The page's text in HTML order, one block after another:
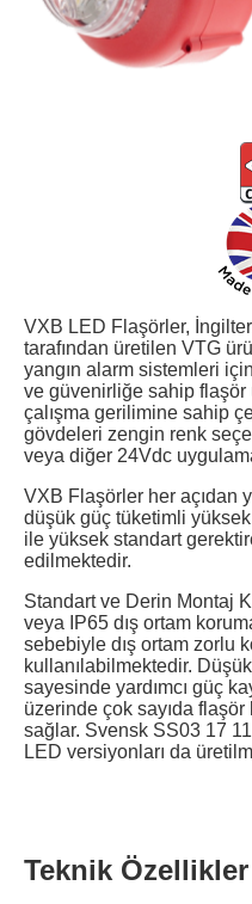
VXB LED Flaşörler,
tarafından üretilen VTG
yangın alarm sistemleri
ve güvenirliğe sahip
çalışma gerilimine sahip
gövdeleri zengin renk
veya diğer 24Vdc
VXB Flaşörler her açıdan
düşük güç tüketimli
ile yüksek standart
edilmektedir.
Standart ve Derin Montaj
veya IP65 dış ortam
sebebiyle dış ortam zorlu
kullanılabilmektedir.
sayesinde yardımcı güç
üzerinde çok sayıda
sağlar. Svensk SS03 17
LED versiyonları da
Teknik Özellikler